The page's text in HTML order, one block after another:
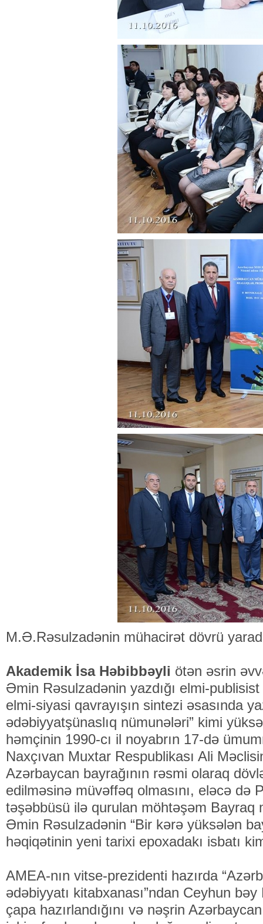
M.Ə.Rəsulzadənin mühacirət dövrü
Akademik İsa Həbibbəyli ötən əsrin
Əmin Rəsulzadənin yazdığı elmi-
elmi-siyasi qavrayışın sintezi əsasında
ədəbiyyatşünaslıq nümunələri” kimi
həmçinin 1990-cı il noyabrın 17-də
Naxçıvan Muxtar Respublikası Ali
Azərbaycan bayrağının rəsmi olaraq
edilməsinə müvəffəq olmasını, eləcə də
təşəbbüsü ilə qurulan möhtəşəm Bayraq
Əmin Rəsulzadənin “Bir kərə yüksələn
həqiqətinin yeni tarixi epoxadakı isbatı
AMEA-nın vitse-prezidenti hazırda
ədəbiyyatı kitabxanası”ndan Ceyhun bəy
çapa hazırlandığını və nəşrin